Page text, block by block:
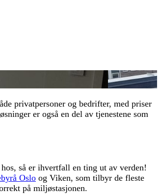
privatpersoner og bedrifter, med priser
er også en del av tjenestene som
så er ihvertfall en ting ut av verden!
Oslo og Viken, som tilbyr de fleste
på miljøstasjonen.